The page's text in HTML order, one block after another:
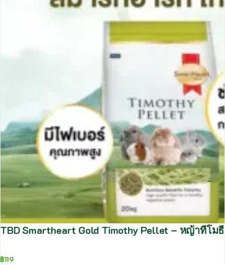
TBD Smartheart Gold Timothy Pellet – หญ้าทีโม
฿119